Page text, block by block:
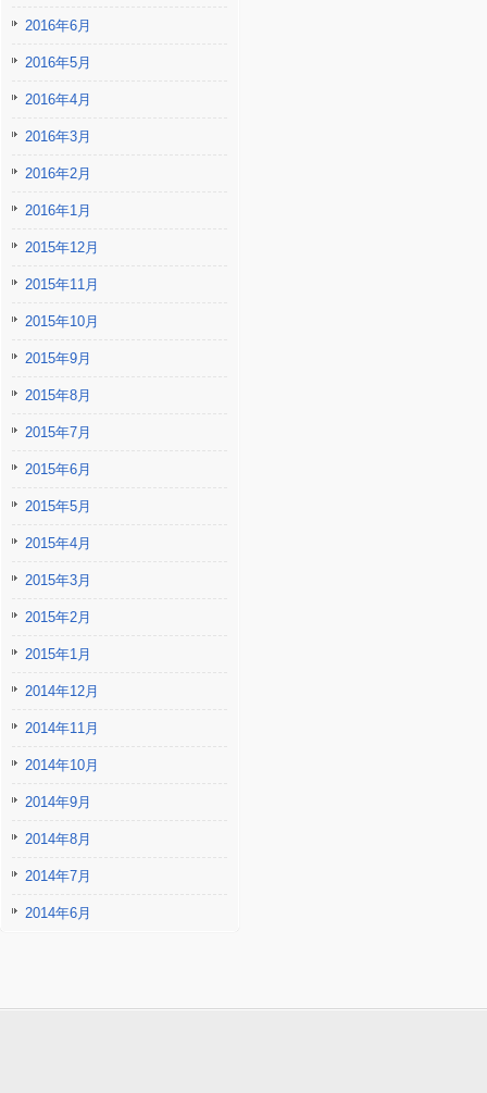
2016年6月
2016年5月
2016年4月
2016年3月
2016年2月
2016年1月
2015年12月
2015年11月
2015年10月
2015年9月
2015年8月
2015年7月
2015年6月
2015年5月
2015年4月
2015年3月
2015年2月
2015年1月
2014年12月
2014年11月
2014年10月
2014年9月
2014年8月
2014年7月
2014年6月